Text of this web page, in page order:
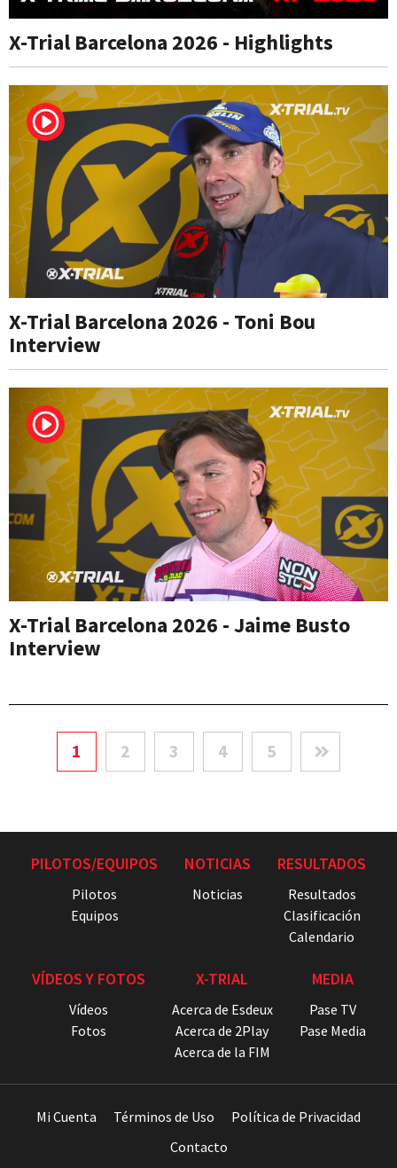
X-Trial Barcelona 2026 - Highlights
X-Trial Barcelona 2026 - Toni Bou
Interview
X-Trial Barcelona 2026 - Jaime Busto
Interview
1 2 3 4 5
PILOTOS/EQUIPOS
Pilotos
Equipos
NOTICIAS
Noticias
RESULTADOS
Resultados
Clasificación
Calendario
VÍDEOS Y FOTOS
Vídeos
Fotos
X-TRIAL
Acerca de Esdeux
Acerca de 2Play
Acerca de la FIM
MEDIA
Pase TV
Pase Media
Mi Cuenta Términos de Uso
Política de Privacidad
Contacto